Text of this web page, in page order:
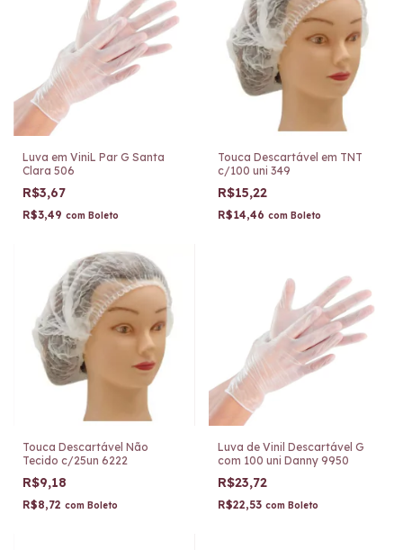
Luva em ViniL Par G Santa
Clara 506
R$3,67
R$3,49 com Boleto
Touca Descartável em TNT
c/100 uni 349
R$15,22
R$14,46 com Boleto
Touca Descartável Não
Tecido c/25un 6222
R$9,18
R$8,72 com Boleto
Luva de Vinil Descartável G
com 100 uni Danny 9950
R$23,72
R$22,53 com Boleto